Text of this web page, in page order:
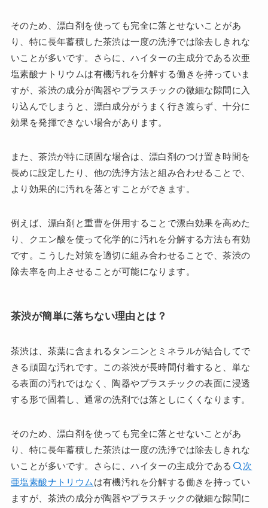
そのため、漂白剤を使っても完全に落とせないことがあ
り、特に長年蓄積した茶渋は一度の洗浄では除去しきれな
いことが多いです。さらに、ハイターの主成分である次亜
塩素酸ナトリウムは有機汚れを分解する働きを持っていま
すが、茶渋の成分が陶器やプラスチックの微細な隙間に入
り込んでしまうと、漂白成分がうまく行き渡らず、十分に
効果を発揮できない場合があります。
また、茶渋が特に頑固な場合は、漂白剤のつけ置き時間を
長めに設定したり、他の洗浄方法と組み合わせることで、
より効果的に汚れを落とすことができます。
例えば、漂白剤と重曹を併用することで漂白効果を高めた
り、クエン酸を使って化学的に汚れを分解する方法も有効
です。こうした対策を適切に組み合わせることで、茶渋の
除去率を向上させることが可能になります。
茶渋が簡単に落ちない理由とは？
茶渋は、茶葉に含まれるタンニンとミネラルが結合してで
きる頑固な汚れです。この茶渋が長時間付着すると、単な
る表面の汚れではなく、陶器やプラスチックの表面に浸透
する形で固着し、通常の洗剤では落としにくくなります。
そのため、漂白剤を使っても完全に落とせないことがあ
り、特に長年蓄積した茶渋は一度の洗浄では除去しきれな
いことが多いです。さらに、ハイターの主成分である
次
亜塩素酸ナトリウム は有機汚れを分解する働きを持ってい
ますが、茶渋の成分が陶器やプラスチックの微細な隙間に